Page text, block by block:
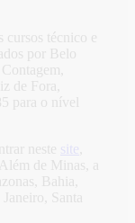
cursos técnico e
por Belo
de Fora,
para o nível
neste site
de Minas, a
Bahia,
Santa